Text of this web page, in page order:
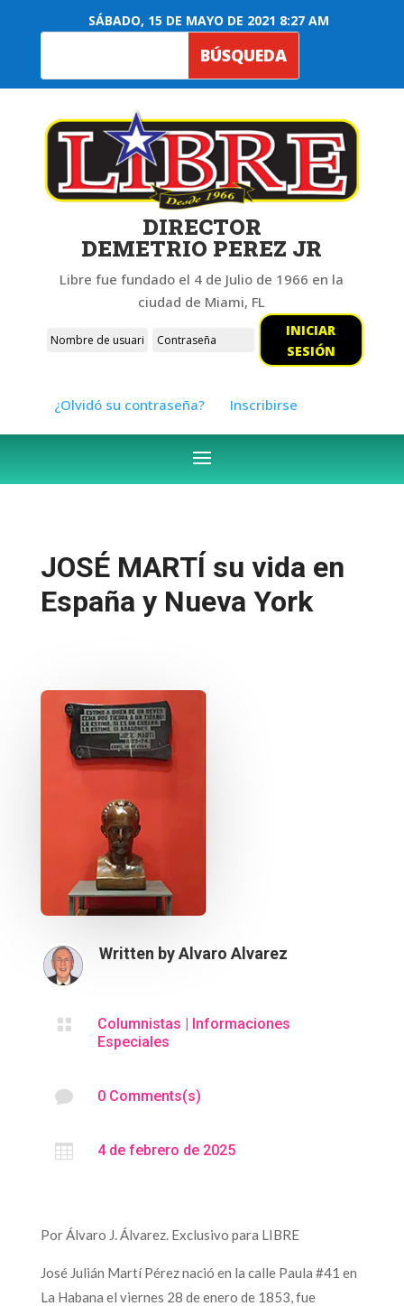
SÁBADO, 15 DE MAYO DE 2021 8:27 AM
DIRECTOR
DEMETRIO PEREZ JR
Libre fue fundado el 4 de Julio de 1966 en la
ciudad de Miami, FL
INICIAR
SESIÓN
¿Olvidó su contraseña? Inscribirse
JOSÉ MARTÍ su vida en
España y Nueva York
Written byAlvaro Alvarez
 Columnistas | Informaciones
Especiales
 0 Comments(s)
 4 de febrero de 2025
Por Álvaro J. Álvarez. Exclusivo para LIBRE
José Julián Martí Pérez nació en la calle Paula #41 en
La Habana el viernes 28 de enero de 1853, fue